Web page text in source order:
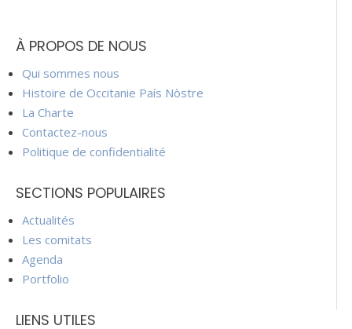
À PROPOS DE NOUS
Qui sommes nous
Histoire de Occitanie País Nòstre
La Charte
Contactez-nous
Politique de confidentialité
SECTIONS POPULAIRES
Actualités
Les comitats
Agenda
Portfolio
LIENS UTILES